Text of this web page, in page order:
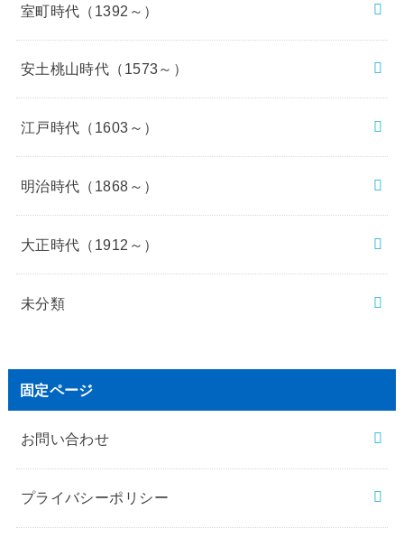
室町時代（1392～）
安土桃山時代（1573～）
江戸時代（1603～）
明治時代（1868～）
大正時代（1912～）
未分類
固定ページ
お問い合わせ
プライバシーポリシー